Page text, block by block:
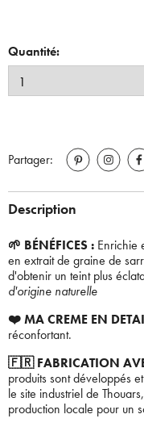
Quantité:
Partager:
Description
🌱 BÉNÉFICES : Enrichie
en extrait de graine de
d'obtenir un teint plus
d'origine naturelle
❤️ MA CREME EN
réconfortant.
🇫🇷 FABRICATION
produits sont développés
le site industriel de
production locale pour un